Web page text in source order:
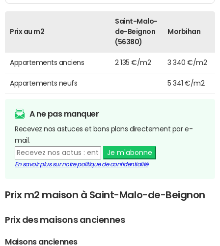
Prix au m2
Saint-Malo-
de-Beignon
(56380)
Morbihan
Appartements anciens 2 135 €/m2 3 340 €/m2
Appartements neufs 5 341 €/m2
A ne pas manquer
Recevez nos astuces et bons plans directement par e-
mail.
Je m'abonne
En savoir plus sur notre politique de confidentialité
Prix m2 maison à Saint-Malo-de-Beignon
Prix des maisons anciennes
Maisons anciennes